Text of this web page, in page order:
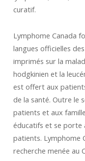
curatif.
Lymphome Canada
langues officielles
imprimés sur la
hodgkinien et la
est offert aux
de la santé. Outre le
patients et aux
éducatifs et se porte
patients. Lymphome
recherche menée au